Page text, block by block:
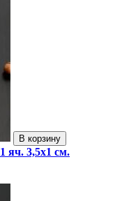
В корзину
яч. 3,5х1 см.